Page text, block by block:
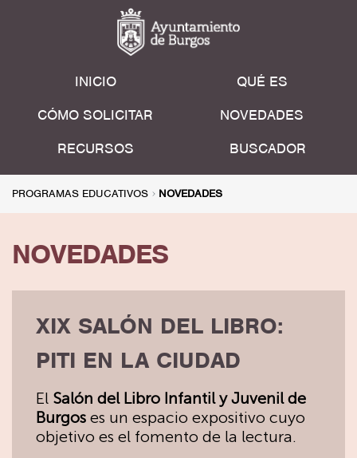
INICIO
QUÉ ES
CÓMO SOLICITAR
NOVEDADES
RECURSOS
BUSCADOR
PROGRAMAS EDUCATIVOS NOVEDADES
NOVEDADES
XIX SALÓN DEL LIBRO:
PITI EN LA CIUDAD
El Salón del Libro Infantil y Juvenil de
Burgos es un espacio expositivo cuyo
objetivo es el fomento de la lectura.